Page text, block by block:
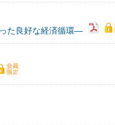
た良好な経済循環―